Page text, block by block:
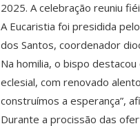
2025. A celebração reuniu
A Eucaristia foi presidida
dos Santos, coordenador
Na homilia, o bispo
eclesial, com renovado
construímos a esperança”,
Durante a procissão das